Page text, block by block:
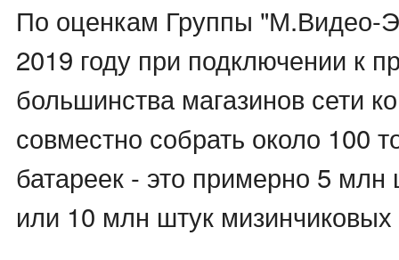
По оценкам Группы "М.Видео-
2019 году при подключении к
большинства магазинов сети
совместно собрать около 100
батареек - это примерно 5 млн
или 10 млн штук мизинчиковых